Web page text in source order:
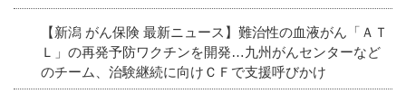
【新潟 がん保険 最新ニュース】難治性の血液がん「ＡＴ
Ｌ」の再発予防ワクチンを開発…九州がんセンターなど
のチーム、治験継続に向けＣＦで支援呼びかけ